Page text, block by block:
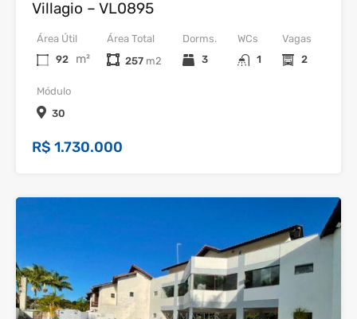
Villagio – VL0895
Dorms.
3
WCs
1
Área Útil
92
m²
Vagas
2
Área Total
257
Módulo
30
R$ 1.730.000